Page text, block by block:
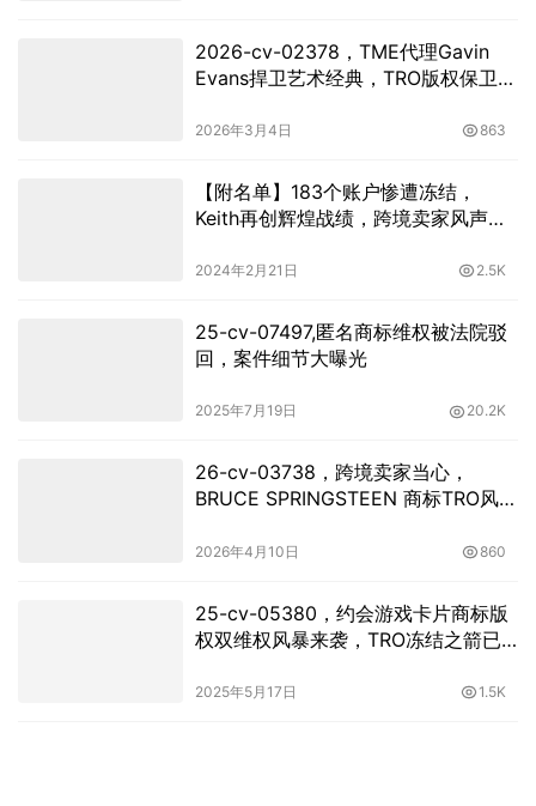
2026-cv-02378，TME代理Gavin
Evans捍卫艺术经典，TRO版权保卫战
2026年3月4日 863
【附名单】183个账户惨遭冻结，
Keith再创辉煌战绩，跨境卖家风声鹤
2024年2月21日 2.5K
25-cv-07497,匿名商标维权被法院驳
回，案件细节大曝光
2025年7月19日 20.2K
26-cv-03738，跨境卖家当心，
BRUCE SPRINGSTEEN 商标TRO风暴
2026年4月10日 860
25-cv-05380，约会游戏卡片商标版
权双维权风暴来袭，TRO冻结之箭已
2025年5月17日 1.5K